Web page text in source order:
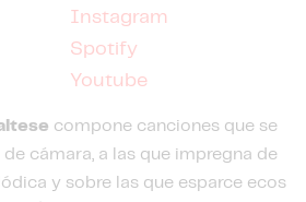
Instagram
Spotify
Youtube
compone canciones que se
cámara, a las que impregna de
y sobre las que esparce ecos